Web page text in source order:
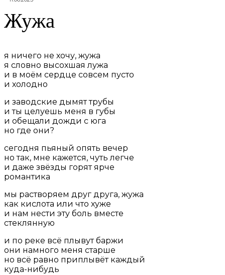
Жужа
я ничего не хочу, жужа
я словно высохшая лужа
и в моём сердце совсем пусто
и холодно
и заводские дымят трубы
и ты целуешь меня в губы
и обещали дожди с юга
но где они?
сегодня пьяный опять вечер
но так, мне кажется, чуть легче
и даже звёзды горят ярче
романтика
мы растворяем друг друга, жужа
как кислота или что хуже
и нам нести эту боль вместе
стеклянную
и по реке всё плывут баржи
они намного меня старше
но всё равно приплывёт каждый
куда-нибудь